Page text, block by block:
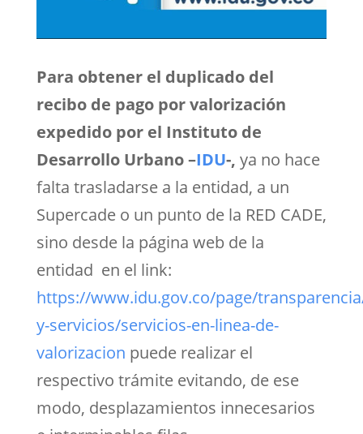
Para obtener el duplicado del
recibo de pago por valorización
expedido por el Instituto de
Desarrollo Urbano –IDU-, ya no hace
falta trasladarse a la entidad, a un
Supercade o un punto de la RED CADE,
sino desde la página web de la
entidad en el link:
https://www.idu.gov.co/page/
y-servicios/servicios-en-linea-de-
valorizacion puede realizar el
respectivo trámite evitando, de ese
modo, desplazamientos innecesarios